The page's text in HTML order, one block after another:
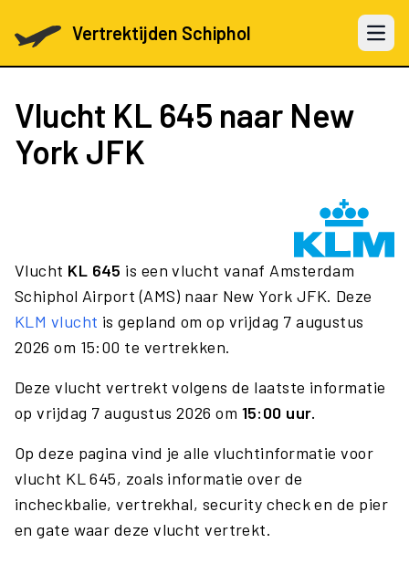
Vertrektijden Schiphol Open
Vlucht KL 645 naar New
York JFK
Vlucht KL 645 is een vlucht vanaf Amsterdam
Schiphol Airport (AMS) naar New York JFK. Deze
KLM vlucht is gepland om op vrijdag 7 augustus
2026 om 15:00 te vertrekken.
Deze vlucht vertrekt volgens de laatste informatie
op vrijdag 7 augustus 2026 om 15:00 uur.
Op deze pagina vind je alle vluchtinformatie voor
vlucht KL 645, zoals informatie over de
incheckbalie, vertrekhal, security check en de pier
en gate waar deze vlucht vertrekt.